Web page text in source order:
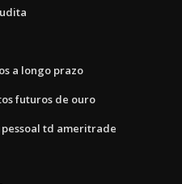
a longo prazo
futuros de ouro
td ameritrade